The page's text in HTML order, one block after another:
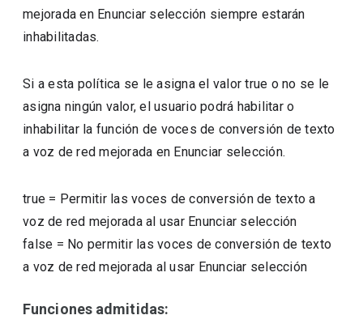
mejorada en Enunciar selección siempre estarán
inhabilitadas.
Si a esta política se le asigna el valor true o no se le
asigna ningún valor, el usuario podrá habilitar o
inhabilitar la función de voces de conversión de texto
a voz de red mejorada en Enunciar selección.
true = Permitir las voces de conversión de texto a
voz de red mejorada al usar Enunciar selección
false = No permitir las voces de conversión de texto
a voz de red mejorada al usar Enunciar selección
Funciones admitidas: